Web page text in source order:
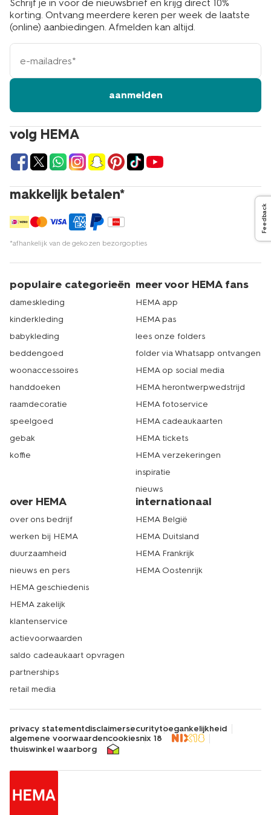
volg HEMA
makkelijk betalen*
*afhankelijk van de gekozen bezorgopties
Schrijf je in voor de nieuwsbrief en krijg direct 10%
korting. Ontvang meerdere keren per week de laatste
(online) aanbiedingen. Afmelden kan altijd.
e-
mailadres
aanmelden
populaire categorieën
dameskleding
kinderkleding
babykleding
beddengoed
woonaccessoires
handdoeken
raamdecoratie
speelgoed
gebak
koffie
meer voor HEMA fans
HEMA app
HEMA pas
lees onze folders
folder via Whatsapp ontvangen
HEMA op social media
HEMA herontwerpwedstrijd
HEMA fotoservice
HEMA cadeaukaarten
HEMA tickets
HEMA verzekeringen
inspiratie
nieuws
over HEMA
over ons bedrijf
werken bij HEMA
duurzaamheid
nieuws en pers
HEMA geschiedenis
HEMA zakelijk
klantenservice
actievoorwaarden
saldo cadeaukaart opvragen
partnerships
retail media
internationaal
HEMA België
HEMA Duitsland
HEMA Frankrijk
HEMA Oostenrijk
privacy statementdisclaimersecuritytoegankelijkheid
algemene voorwaardencookiesnix 18
thuiswinkel waarborg
Feedback